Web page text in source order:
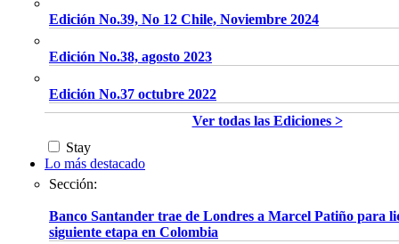
Edición No.39, No 12 Chile, Noviembre 2024
Edición No.38, agosto 2023
Edición No.37 octubre 2022
Ver todas las Ediciones >
Stay
Lo más destacado
Sección:
Banco Santander trae de Londres a Marcel Patiño para
siguiente etapa en Colombia